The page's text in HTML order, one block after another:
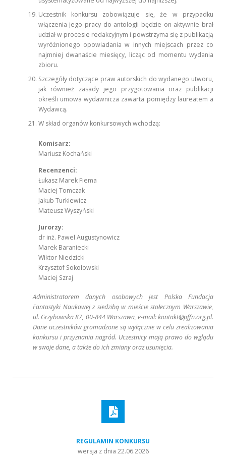
Uczestnik konkursu zobowiązuje się, że w przypadku
włączenia jego pracy do antologii będzie on aktywnie brał
udział w procesie redakcyjnym i powstrzyma się z publikacją
wyróżnionego opowiadania w innych miejscach przez co
najmniej dwanaście miesięcy, licząc od momentu wydania
zbioru.
Szczegóły dotyczące praw autorskich do wydanego utworu,
jak również zasady jego przygotowania oraz publikacji
określi umowa wydawnicza zawarta pomiędzy laureatem a
Wydawcą.
W skład organów konkursowych wchodzą:
Komisarz:
Mariusz Kochański
Recenzenci:
Łukasz Marek Fiema
Maciej Tomczak
Jakub Turkiewicz
Mateusz Wyszyński
Jurorzy:
dr inż. Paweł Augustynowicz
Marek Baraniecki
Wiktor Niedzicki
Krzysztof Sokołowski
Maciej Szraj
Administratorem danych osobowych jest Polska Fundacja
Fantastyki Naukowej z siedzibą w mieście stołecznym Warszawie,
ul. Grzybowska 87, 00-844 Warszawa, e-mail: kontakt@pffn.org.pl.
Dane uczestników gromadzone są wyłącznie w celu zrealizowania
konkursu i przyznania nagród. Uczestnicy mają prawo do wglądu
w swoje dane, a także do ich zmiany oraz usunięcia.
REGULAMIN KONKURSU
wersja z dnia 22.06.2026